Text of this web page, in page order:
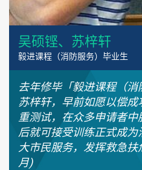
去年修毕「毅进课程（
苏梓轩，早前如愿以偿
重测试，在众多申请者
后就可接受训练正式成
大市民服务，发挥救急
月)
吴硕铿、苏梓轩
毅进课程（消防服务）毕业生